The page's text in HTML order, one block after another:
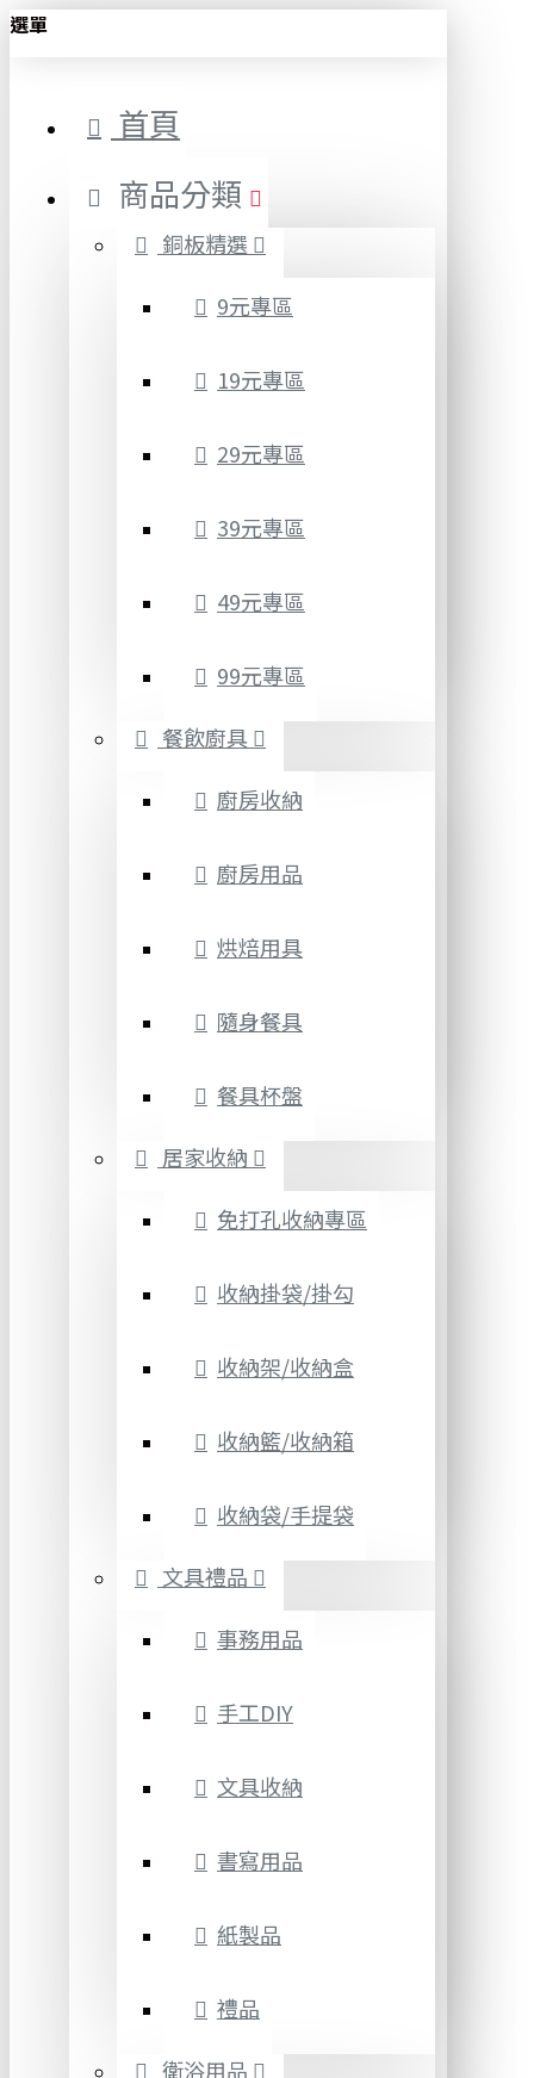
選單
首頁
商品分類
銅板精選
9元專區
19元專區
29元專區
39元專區
49元專區
99元專區
餐飲廚具
廚房收納
廚房用品
烘焙用具
隨身餐具
餐具杯盤
居家收納
免打孔收納專區
收納掛袋/掛勾
收納架/收納盒
收納籃/收納箱
收納袋/手提袋
文具禮品
事務用品
手工DIY
文具收納
書寫用品
紙製品
禮品
衛浴用品